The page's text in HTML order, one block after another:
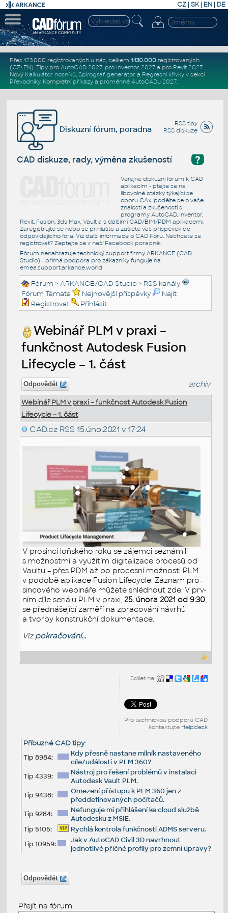
CZ | SK| EN | DE
Přes 123.000 registrovaných u nás, celkem 1.130.000registrovaných
(CZ+EN). Tipy pro AutoCAD 2027, pro Inventor 2027a pro Revit 2027.
Nový Kalkulátor nosníků, Spirograf generátor a Regresní křivkyv sekci
Převodníky. Kompletní příkazya proměnné AutoCADu 2027.
RSS tipy
RSS diskuze
Diskuzní fórum, poradna
?
CAD diskuze, rady, výměna zkušeností
Veřejné diskuzní fórum k CAD
aplikacím - ptejte se na
libovolné otázky týkající se
oboru CAx, podělte se o vaše
znalosti a zkušenosti s
programy AutoCAD, Inventor,
Revit, Fusion, 3ds Max, Vault a s dalšími CAD/BIM/PDM aplikacemi.
Zaregistrujte se nebo se přihlašte a zašlete váš příspěvek do
odpovídajícího fóra. Viz další informace o CAD Fóru. Nechcete se
registrovat? Zeptejte se v naší Facebook poradně.
Fórum nenahrazuje technický support firmy ARKANCE (CAD
Studio) - přímá podpora pro zákazníky funguje na
emea.support.arkance.world
Fórum >ARKANCE/CAD Studio > RSS kanály
Fórum Témata
Nejnovější příspěvky
Najít
Registrovat
Přihlásit
Webinář PLM v praxi –
funkčnost Autodesk Fusion
Lifecycle – 1. část
Odpovědět archiv
Webinář PLM v praxi – funkčnost Autodesk Fusion
Lifecycle – 1. část
CAD.cz RSS 15.úno.2021 v 17:24
V pro­sin­ci loňského roku se zá­jem­ci se­zná­mi­li
s mož­nost­mi a vy­u­ži­tím di­gi­ta­li­za­ce pro­ce­sů od
Vaul­tu – přes PDM až po pro­ces­ní mož­nos­ti PLM
v po­do­bě apli­ka­ce Fusi­on Li­fecycle. Zá­znam pro­
sin­co­vé­ho webi­ná­ře mů­že­te shléd­nout zde. V prv­
ním díle se­ri­á­lu PLM v praxi, 25. února 2021 od 9:30,
se před­ná­še­jí­cí za­mě­ří na zpra­co­vá­ní ná­vrhů
a tvor­by kon­strukč­ní do­ku­men­ta­ce.
Viz pokračování...
Sdílet na:
Pro technickou podporu CAD
kontaktujte Helpdesk
Příbuzné CAD tipy:
Tip 8984:
Kdy přesně nastane milník nastaveného
cíle/události v PLM 360?
Tip 4339:
Nástroj pro řešení problémů v instalaci
Autodesk Vault PLM.
Tip 9438:
Omezení přístupu k PLM 360 jen z
předdefinovaných počítačů.
Tip 9284:
Nefunguje mi přihlášení ke cloud službě
Autodesku z MSIE.
Tip 5105:
Rychlá kontrola funkčnosti ADMS serveru.
Tip 10959:
Jak v AutoCAD Civil 3D navrhnout
jednotlivé příčné profily pro zemní úpravy?
Odpovědět
Přejít na fórum